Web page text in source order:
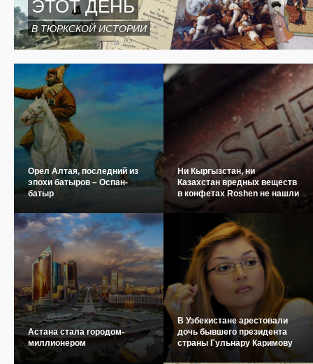
ЭТОТ ДЕНЬ
В ТЮРКСКОЙ ИСТОРИИ
Орел Алтая, последний из
эпохи батыров – Оспан-
батыр
Ни Кыргызстан, ни
Казахстан вредных веществ
в конфетах Roshen не нашли
Астана стала городом-
миллионером
В Узбекистане арестовали
дочь бывшего президента
страны Гульнару Каримову